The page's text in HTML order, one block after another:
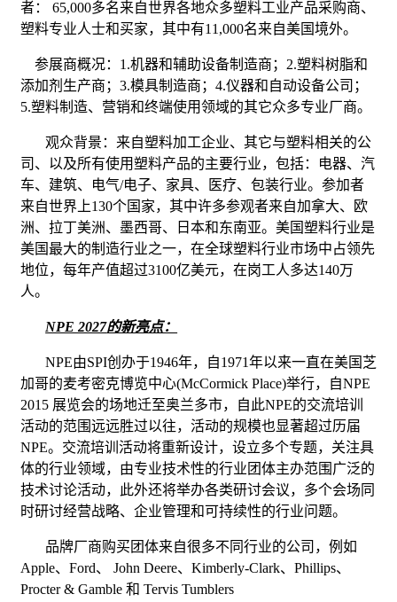
者： 65,000多名来自世界各地众多塑料工业产品采购商、
塑料专业人士和买家，其中有11,000名来自美国境外。
参展商概况： 1.机器和辅助设备制造商； 2.塑料树脂和
添加剂生产商； 3.模具制造商； 4.仪器和自动设备公司；
5.塑料制造、营销和终端使用领域的其它众多专业厂商。
观众背景：来自塑料加工企业、其它与塑料相关的公
司、以及所有使用塑料产品的主要行业，包括：电器、 汽
车、建筑、电气/电子、家具、医疗、 包装行业。参加者
来自世界上130个国家，其中许多参观者来自加拿大、欧
洲、拉丁美洲、墨西哥、日本和东南亚。美国塑料行业是
美国最大的制造行业之一，在全球塑料行业市场中占领先
地位，每年产值超过3100亿美元，在岗工人多达140万
人。
NPE 2027的新亮点：
NPE由SPI创办于1946年，自1971年以来一直在美国芝
加哥的麦考密克博览中心(McCormick Place)举行，自NPE
2015 展览会的场地迁至奥兰多市，自此NPE的交流培训
活动的范围远远胜过以往，活动的规模也显著超过历届
NPE。交流培训活动将重新设计，设立多个专题，关注具
体的行业领域，由专业技术性的行业团体主办范围广泛的
技术讨论活动，此外还将举办各类研讨会议，多个会场同
时研讨经营战略、企业管理和可持续性的行业问题。
品牌厂商购买团体来自很多不同行业的公司，例如
Apple、 Ford、 John Deere、 Kimberly-Clark、 Phillips、
Procter & Gamble 和 Tervis Tumblers